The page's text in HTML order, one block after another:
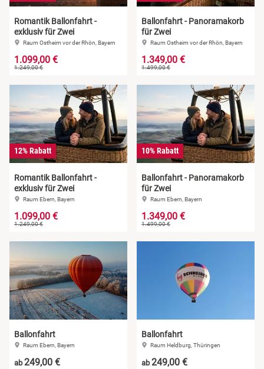
Romantik Ballonfahrt -
exklusiv für Zwei
Raum Ostheim vor der Rhön, Bayern
1.099,00 €
1.249,00 €
Ballonfahrt - Panoramakorb
für Zwei
Raum Ostheim vor der Rhön, Bayern
1.349,00 €
1.499,00 €
12% Rabatt
Romantik Ballonfahrt -
exklusiv für Zwei
Raum Ebern, Bayern
1.099,00 €
1.249,00 €
10% Rabatt
Ballonfahrt - Panoramakorb
für Zwei
Raum Ebern, Bayern
1.349,00 €
1.499,00 €
Ballonfahrt
Raum Ebern, Bayern
ab249,00 €
Ballonfahrt
Raum Heldburg, Thüringen
ab249,00 €